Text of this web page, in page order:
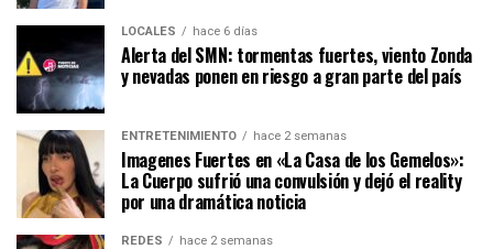
LOCALES hace 6 días
Alerta del SMN: tormentas fuertes, viento Zonda
y nevadas ponen en riesgo a gran parte del país
ENTRETENIMIENTO hace 2 semanas
Imagenes Fuertes en «La Casa de los Gemelos»:
La Cuerpo sufrió una convulsión y dejó el reality
por una dramática noticia
REDES hace 2 semanas